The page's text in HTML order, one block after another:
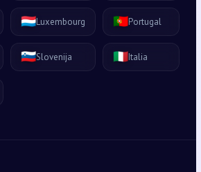
🇱🇺Luxembourg 🇵🇹Portugal
🇸🇮Slovenija 🇮🇹Italia